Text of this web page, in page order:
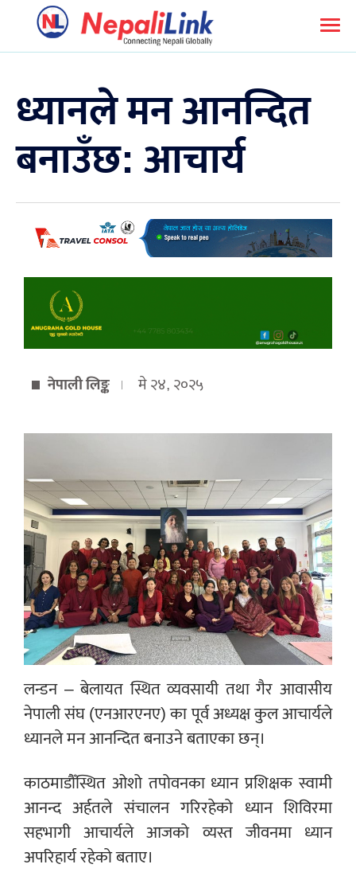
ध्यानले मन आनन्दित
बनाउँछ: आचार्य
नेपाली लिङ्क मे २४, २०२५
लन्डन – बेलायत स्थित व्यवसायी तथा गैर आवासीय
नेपाली संघ (एनआरएनए) का पूर्व अध्यक्ष कुल आचार्यले
ध्यानले मन आनन्दित बनाउने बताएका छन्।
काठमाडौँस्थित ओशो तपोवनका ध्यान प्रशिक्षक स्वामी
आनन्द अर्हतले संचालन गरिरहेको ध्यान शिविरमा
सहभागी आचार्यले आजको व्यस्त जीवनमा ध्यान
अपरिहार्य रहेको बताए।